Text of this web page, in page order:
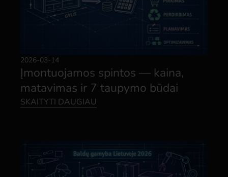
2026-03-14
Įmontuojamos spintos — kaina,
matavimas ir 7 taupymo būdai
SKAITYTI DAUGIAU